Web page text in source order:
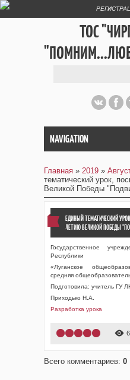
ТОС
NAVIGATION
Главная » 2019 »
тематический урок,
Великой Победы
ЕДИНЫЙ ТЕМАТИЧЕСКИЙ
ЛЕТИЮ ВЕЛИКОЙ ПОБЕДЫ
Государственное
Республики
«Луганское
средняя
Подготовила: учитель
Приходько Н.А.
Разработка урока
1 2 3 4
Всего комментариев: 0